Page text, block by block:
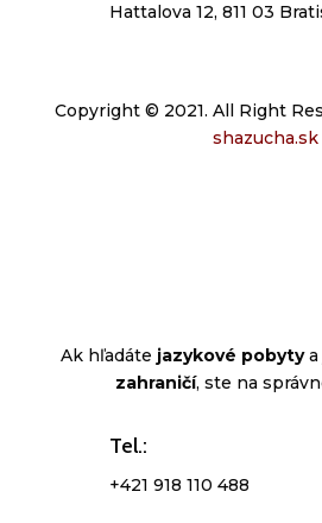
Hattalova 12, 811 03
Copyright © 2021. All Right
shazucha.sk
Ak hľadáte jazykové pobyty a
zahraničí, ste na
Tel.:
+421 918 110 488